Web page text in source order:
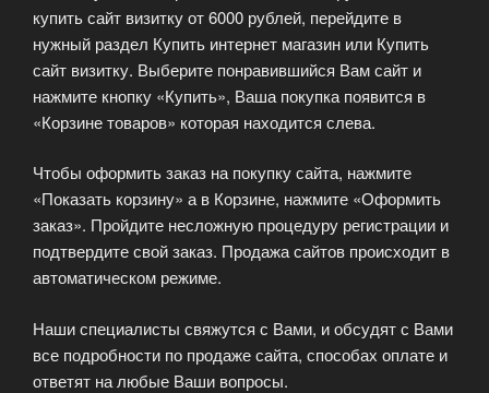
купить сайт визитку от 6000 рублей, перейдите в
нужный раздел Купить интернет магазин или Купить
сайт визитку. Выберите понравившийся Вам сайт и
нажмите кнопку «Купить», Ваша покупка появится в
«Корзине товаров» которая находится слева.
Чтобы оформить заказ на покупку сайта, нажмите
«Показать корзину» а в Корзине, нажмите «Оформить
заказ». Пройдите несложную процедуру регистрации и
подтвердите свой заказ. Продажа сайтов происходит в
автоматическом режиме.
Наши специалисты свяжутся с Вами, и обсудят с Вами
все подробности по продаже сайта, способах оплате и
ответят на любые Ваши вопросы.